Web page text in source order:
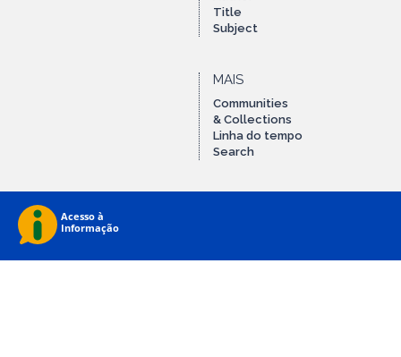
Title
Subject
MAIS
Communities
& Collections
Linha do tempo
Search